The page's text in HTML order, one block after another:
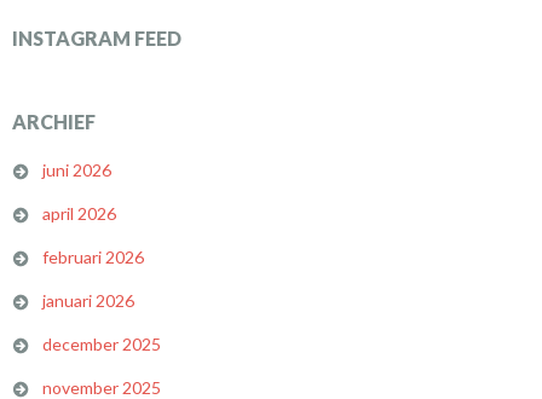
INSTAGRAM FEED
ARCHIEF
juni 2026
april 2026
februari 2026
januari 2026
december 2025
november 2025